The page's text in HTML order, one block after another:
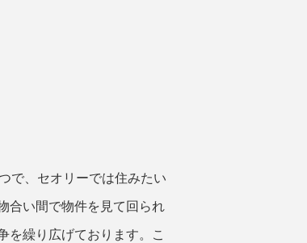
で、セオリーでは住みたい
合い間で物件を見て回られ
を繰り広げております。こ